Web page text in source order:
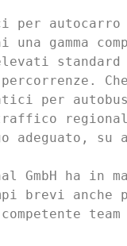
per
una gamma
percorrenze.
per
adeguato, su
GmbH ha in
anche